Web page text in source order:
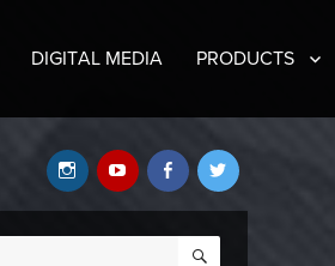
DIGITAL MEDIA PRODUCTS
Twitter
Facebook
YouTube
Instagram
SEARCH